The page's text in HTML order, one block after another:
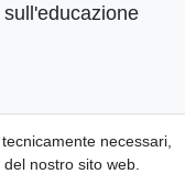
necessari,
nostro sito web.